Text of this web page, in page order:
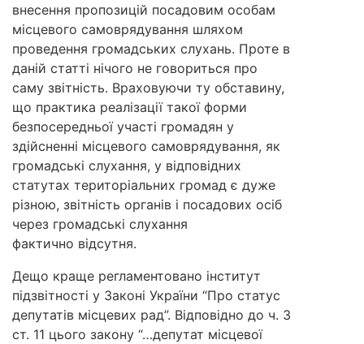
внесення пропозицій посадовим особам
місцевого самоврядування шляхом
проведення громадських слухань. Проте в
даній статті нічого не говориться про
саму звітність. Враховуючи ту обставину,
що практика реалізації такої форми
безпосередньої участі громадян у
здійсненні місцевого самоврядування, як
громадські слухання, у відповідних
статутах територіальних громад є дуже
різною, звітність органів і посадових осіб
через громадські слухання
фактично відсутня.
Дещо краще регламентовано інститут
підзвітності у Законі України “Про статус
депутатів місцевих рад”. Відповідно до ч. 3
ст. 11 цього закону “…депутат місцевої